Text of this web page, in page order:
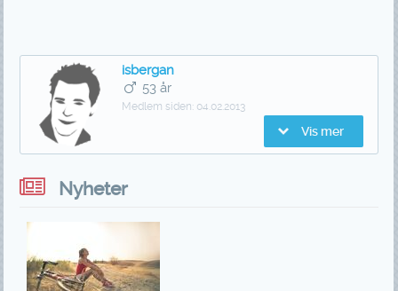
isbergan
53 år
Medlem siden: 04.02.2013
Vis mer
Nyheter